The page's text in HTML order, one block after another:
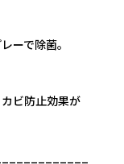
ーで除菌。
ビ防止効果が